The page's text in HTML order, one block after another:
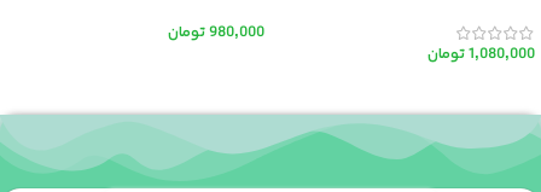
1,080,000تومان
980,000تومان